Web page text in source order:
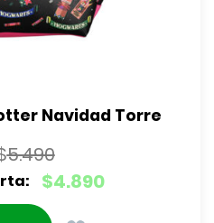
Navidad Torre
5.490
El
precio
$4.890
El